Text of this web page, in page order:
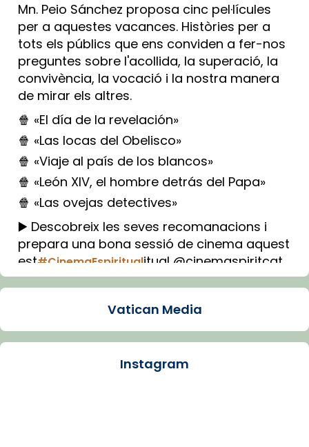
Mn. Peio Sánchez proposa cinc pel·lícules
per a aquestes vacances. Històries per a
tots els públics que ens conviden a fer-nos
preguntes sobre l'acollida, la superació, la
convivència, la vocació i la nostra manera
de mirar els altres.
🍿 «El día de la revelación»
🍿 «Las locas del Obelisco»
🍿 «Viaje al país de los blancos»
🍿 «León XIV, el hombre detrás del Papa»
🍿 «Las ovejas detectives»
▶️ Descobreix les seves recomanacions i
prepara una bona sessió de cinema aquest
est#CinemaEspiritualitual @cinemaspiritcat
Imatge: Generada amb IA (OpenAI)
View on Facebook · Share
Arquebisbat de Barcelona
Vatican Media
Instagram